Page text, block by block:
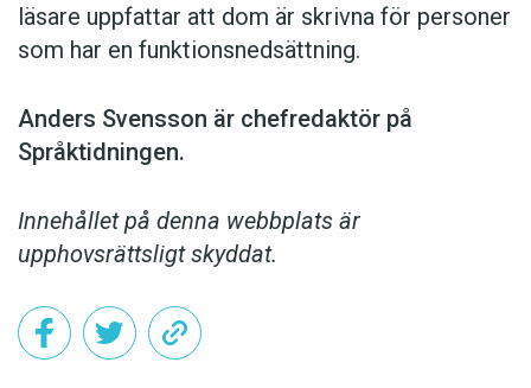
läsare uppfattar att dom är skrivna för personer
som har en funktionsnedsättning.
Anders Svensson är chefredaktör på
Språktidningen.
Innehållet på denna webbplats är
upphovsrättsligt skyddat.